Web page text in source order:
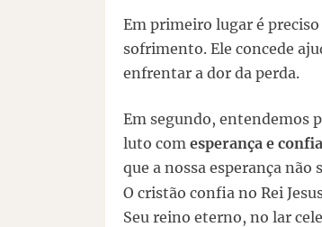
Em primeiro lugar é
sofrimento. Ele concede
enfrentar a dor da perda.
Em segundo, entendemos
luto com esperança e
que a nossa esperança não
O cristão confia no Rei
Seu reino eterno, no lar